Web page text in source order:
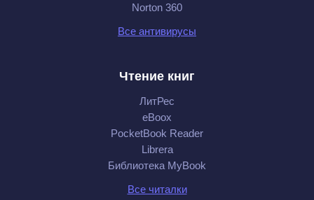
Norton 360
Все антивирусы
Чтение книг
ЛитРес
eBoox
PocketBook Reader
Librera
Библиотека MyBook
Все читалки